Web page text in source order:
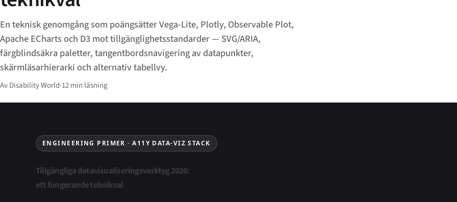
En teknisk genomgång som poängsätter Vega-Lite, Plotly, Observable Plot,
Apache ECharts och D3 mot tillgänglighetsstandarder — SVG/ARIA,
färgblindsäkra paletter, tangentbordsnavigering av datapunkter,
skärmläsarhierarki och alternativ tabellvy.
Av Disability World·12 min läsning
ENGINEERING PRIMER · A11Y DATA-VIZ STACK
Tillgängliga datavisualiseringsverktyg 2026:
ett fungerande teknikval